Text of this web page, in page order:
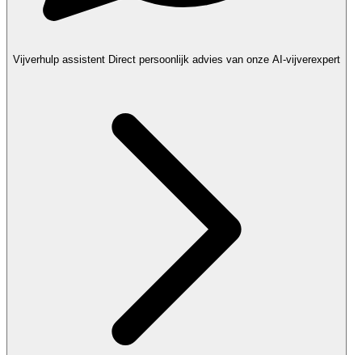
Vijverhulp assistent Direct persoonlijk advies van onze AI-vijverexpert